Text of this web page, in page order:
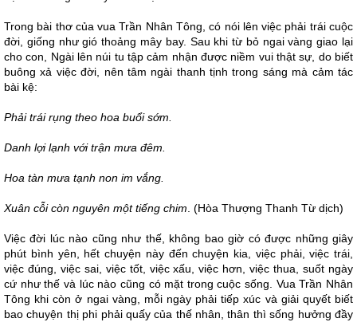
Trong bài thơ của vua Trần Nhân Tông, có nói lên việc phải trái cuộc
đời, giống như gió thoảng mây bay. Sau khi từ bỏ ngai vàng giao lại
cho con, Ngài lên núi tu tập cảm nhận được niềm vui thật sự, do biết
buông xả việc đời, nên tâm ngài thanh tịnh trong sáng mà cảm tác
bài kệ:
Phải trái rụng theo hoa buổi sớm.
Danh lợi lạnh với trận mưa đêm.
Hoa tàn mưa tạnh non im vắng.
Xuân cỗi còn nguyên một tiếng chim . (Hòa Thượng Thanh Từ dịch)
Việc đời lúc nào cũng như thế, không bao giờ có được những giây
phút bình yên, hết chuyện này đến chuyện kia, việc phải, việc trái,
việc đúng, việc sai, việc tốt, việc xấu, việc hơn, việc thua, suốt ngày
cứ như thế và lúc nào cũng có mặt trong cuộc sống. Vua Trần Nhân
Tông khi còn ở ngai vàng, mỗi ngày phải tiếp xúc và giải quyết biết
bao chuyện thị phi phải quấy của thế nhân, thân thì sống hưởng đầy